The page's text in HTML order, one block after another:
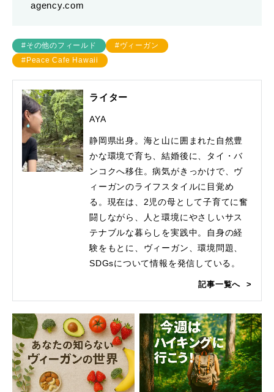
agency.com
#その他のフィールド
#ヴィーガン
#Peace Cafe Hawaii
ライター
AYA
静岡県出身。海と山に囲まれた自然豊
かな環境で育ち、結婚後に、タイ・バ
ンコクへ移住。病気がきっかけで、ヴ
ィーガンのライフスタイルに目覚め
る。現在は、2児の母として子育てに奮
闘しながら、人と環境にやさしいサス
テナブルな暮らしを実践中。自身の経
験をもとに、ヴィーガン、環境問題、
SDGsについて情報を発信している。
記事一覧へ